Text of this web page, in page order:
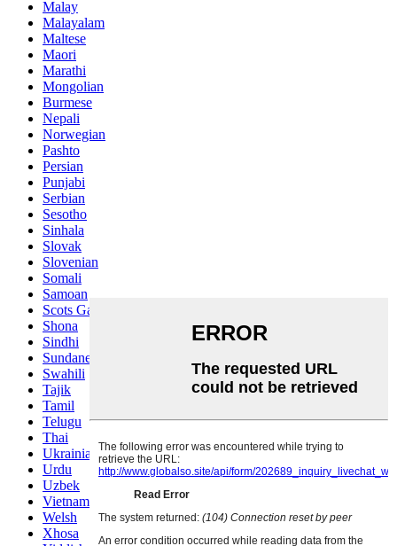
Malay
Malayalam
Maltese
Maori
Marathi
Mongolian
Burmese
Nepali
Norwegian
Pashto
Persian
Punjabi
Serbian
Sesotho
Sinhala
Slovak
Slovenian
Somali
Samoan
Scots Gaelic
Shona
Sindhi
Sundanese
Swahili
Tajik
Tamil
Telugu
Thai
Ukrainian
Urdu
Uzbek
Vietnamese
Welsh
Xhosa